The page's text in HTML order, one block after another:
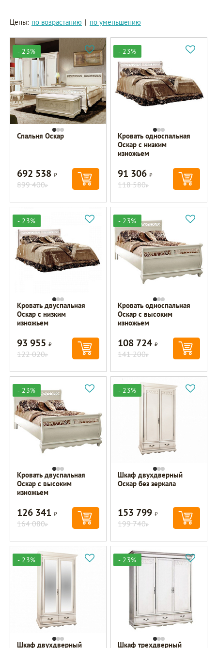
Цены: по возрастанию | по уменьшению
- 23%
Спальня Оскар
692 538Р
899 400Р
- 23%
Кровать односпальная
Оскар с низким
изножьем
91 306Р
118 580Р
- 23%
Кровать двуспальная
Оскар с низким
изножьем
93 955Р
122 020Р
- 23%
Кровать односпальная
Оскар с высоким
изножьем
108 724Р
141 200Р
- 23%
Кровать двуспальная
Оскар с высоким
изножьем
126 341Р
164 080Р
- 23%
Шкаф двухдверный
Оскар без зеркала
153 799Р
199 740Р
- 23%
Шкаф двухдверный
- 23%
Шкаф трехдверный